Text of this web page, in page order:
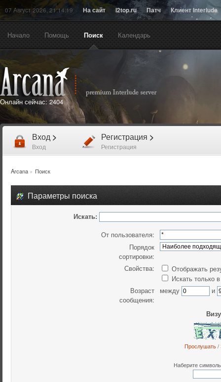
07 Август 2026, 21:14:19 На сайт l2top.ru Патч Клиент Interlude
Начало Помощь Поиск Календарь
Онлайн сейчас: 2404
Вход >
Вход
Регистрация >
Регистрация
Arcana» Поиск
Параметры поиска
Искать:
От пользователя:
Порядок
сортировки:
Свойства:
Отображать
Искать только
Возраст
сообщения:
между и
Прослушать/
Наберите